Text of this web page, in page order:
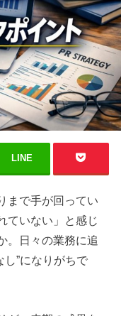
LINE
まで手が回ってい
ていない」と感じ
。日々の業務に追
し”になりがちで